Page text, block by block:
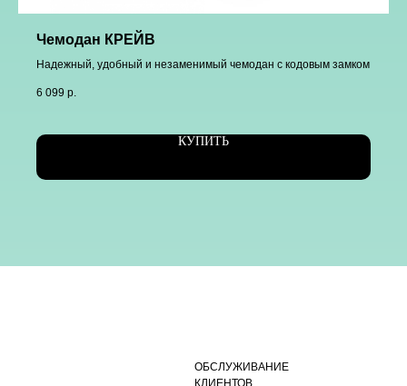
Чемодан КРЕЙВ
Надежный, удобный и незаменимый чемодан с кодовым замком
6 099 р.
КУПИТЬ
ОБСЛУЖИВАНИЕ
КЛИЕНТОВ